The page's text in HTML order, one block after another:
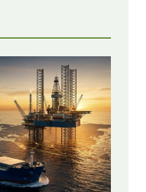
aux autorités
pour examiner